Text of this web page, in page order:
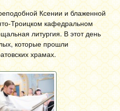
Ксении и блаженной
Троицком кафедральном
литургия. В этот день
которые прошли
храмах.